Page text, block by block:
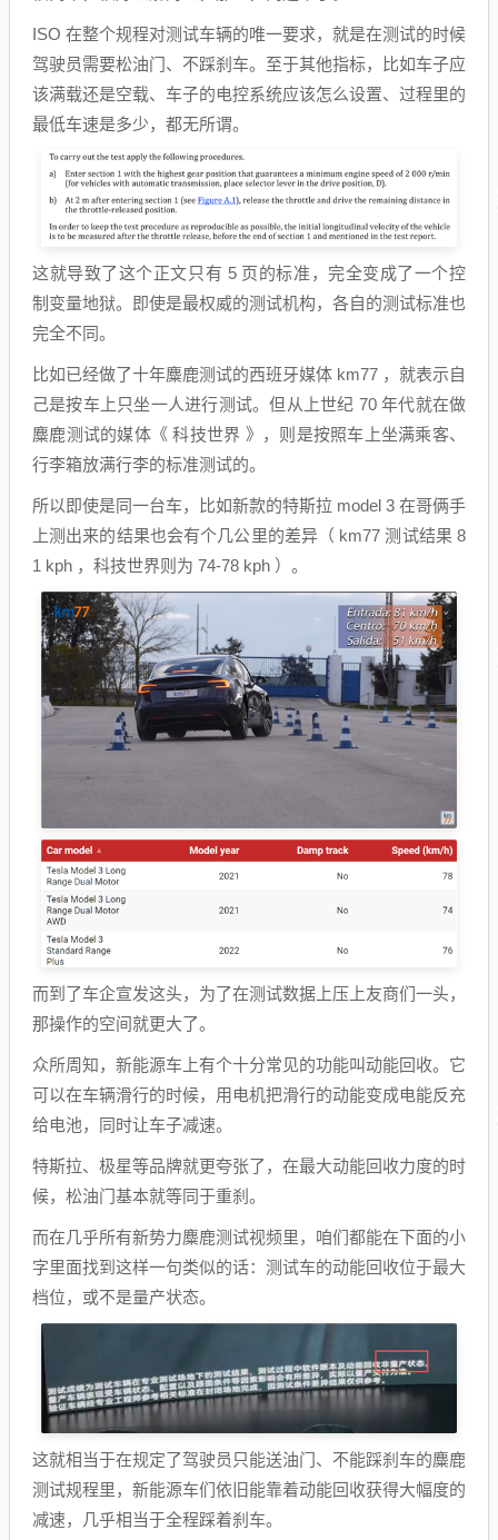
ISO 在整个规程对测试车辆的唯一要求，就是在测试的时候
驾驶员需要松油门、不踩刹车。至于其他指标，比如车子应
该满载还是空载、车子的电控系统应该怎么设置、过程里的
最低车速是多少，都无所谓。
这就导致了这个正文只有 5 页的标准，完全变成了一个控
制变量地狱。即使是最权威的测试机构，各自的测试标准也
完全不同。
比如已经做了十年麋鹿测试的西班牙媒体 km77 ，就表示自
己是按车上只坐一人进行测试。但从上世纪 70 年代就在做
麋鹿测试的媒体《 科技世界 》，则是按照车上坐满乘客、
行李箱放满行李的标准测试的。
所以即使是同一台车，比如新款的特斯拉 model 3 在哥俩手
上测出来的结果也会有个几公里的差异（ km77 测试结果 8
1 kph ，科技世界则为 74-78 kph ）。
而到了车企宣发这头，为了在测试数据上压上友商们一头，
那操作的空间就更大了。
众所周知，新能源车上有个十分常见的功能叫动能回收。它
可以在车辆滑行的时候，用电机把滑行的动能变成电能反充
给电池，同时让车子减速。
特斯拉、极星等品牌就更夸张了，在最大动能回收力度的时
候，松油门基本就等同于重刹。
而在几乎所有新势力麋鹿测试视频里，咱们都能在下面的小
字里面找到这样一句类似的话：测试车的动能回收位于最大
档位，或不是量产状态。
这就相当于在规定了驾驶员只能送油门、不能踩刹车的麋鹿
测试规程里，新能源车们依旧能靠着动能回收获得大幅度的
减速，几乎相当于全程踩着刹车。